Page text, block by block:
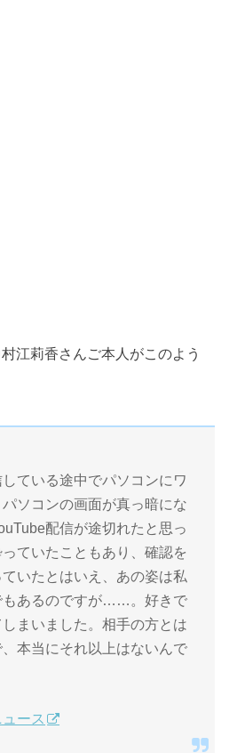
江莉香さんご本人がこのよう
している途中でパソコンにワ
ソコンの画面が真っ暗にな
配信が途切れたと思っ
ていたこともあり、確認を
いたとはいえ、あの姿は私
もあるのですが……。好きで
まいました。相手の方とは
本当にそれ以上はないんで
ース